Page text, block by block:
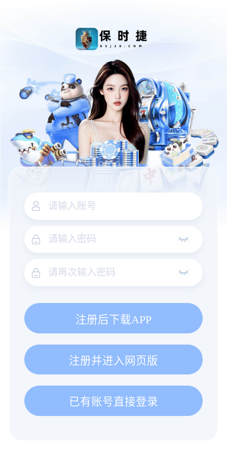
注册后下载APP
注册并进入网页版
已有账号直接登录